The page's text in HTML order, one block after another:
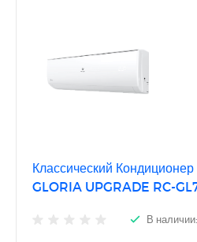
Классический
GLORIA UPGRADE RC-
В